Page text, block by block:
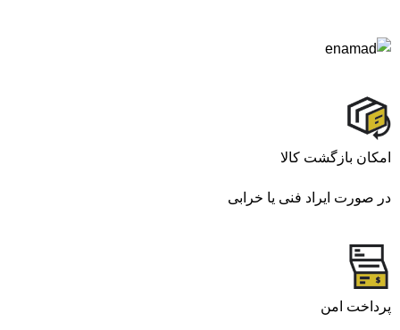
امکان بازگشت کالا
در صورت ایراد فنی یا خرابی
پرداخت امن